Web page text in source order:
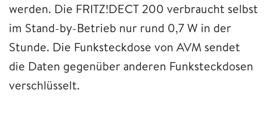
werden. Die FRITZ!DECT 200 verbraucht selbst
im Stand-by-Betrieb nur rund 0,7 W in der
Stunde. Die Funksteckdose von AVM sendet
die Daten gegenüber anderen Funksteckdosen
verschlüsselt.